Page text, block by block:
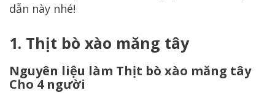
dẫn này nhé!
1. Thịt bò xào măng tây
Nguyên liệu làm Thịt bò xào măng tây
Cho 4 người